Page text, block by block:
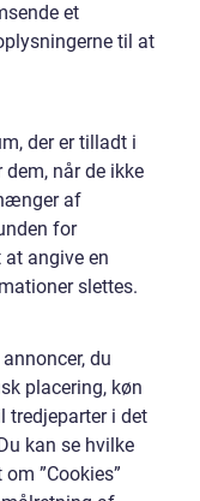
et
til at
der er tilladt i
når de ikke
af
for
angive en
slettes.
du
placering, køn
tredjeparter i det
kan se hvilke
”Cookies”